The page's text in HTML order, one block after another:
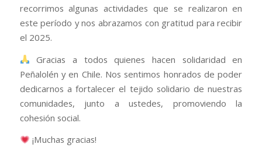
recorrimos algunas actividades que se realizaron en
este período y nos abrazamos con gratitud para recibir
el 2025.
Gracias a todos quienes hacen solidaridad en
Peñalolén y en Chile. Nos sentimos honrados de poder
dedicarnos a fortalecer el tejido solidario de nuestras
comunidades, junto a ustedes, promoviendo la
cohesión social.
¡Muchas gracias!